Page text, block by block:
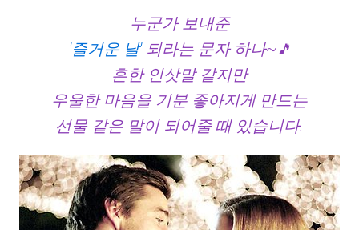
누군가 보내준
'즐거운 날' 되라는 문자 하나~🎵
흔한 인삿말 같지만
우울한 마음을 기분 좋아지게 만드는
선물 같은 말이 되어줄 때 있습니다.